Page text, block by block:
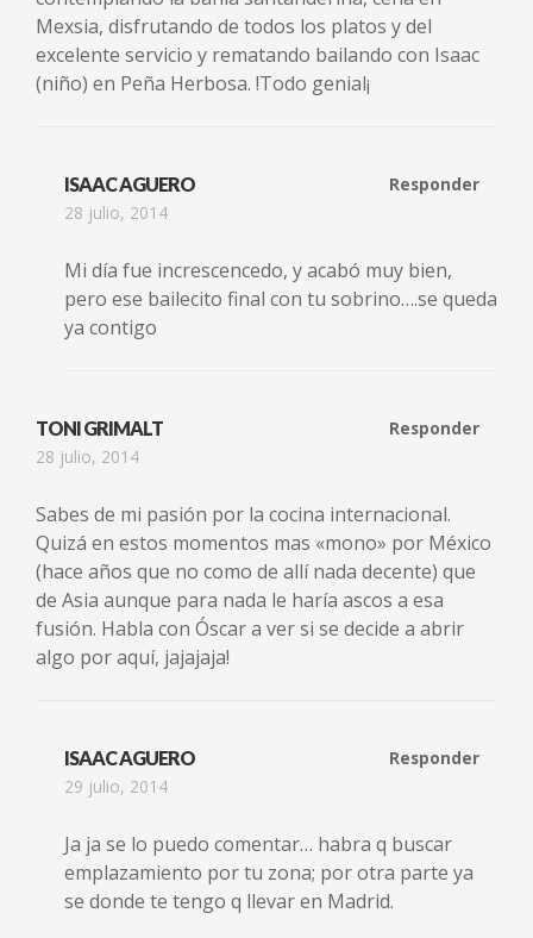
Mexsia, disfrutando de todos los platos y del
excelente servicio y rematando bailando con Isaac
(niño) en Peña Herbosa. !Todo genial¡
ISAAC AGUERO
28 julio, 2014
Responder
Mi día fue increscencedo, y acabó muy bien,
pero ese bailecito final con tu sobrino….se queda
ya contigo
TONI GRIMALT
28 julio, 2014
Responder
Sabes de mi pasión por la cocina internacional.
Quizá en estos momentos mas «mono» por México
(hace años que no como de allí nada decente) que
de Asia aunque para nada le haría ascos a esa
fusión. Habla con Óscar a ver si se decide a abrir
algo por aquí, jajajaja!
ISAAC AGUERO
29 julio, 2014
Responder
Ja ja se lo puedo comentar… habra q buscar
emplazamiento por tu zona; por otra parte ya
se donde te tengo q llevar en Madrid.